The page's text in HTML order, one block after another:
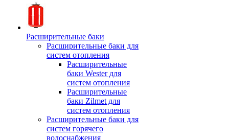
Расширительные баки
Расширительные баки для
систем отопления
Расширительные
баки Wester для
систем отопления
Расширительные
баки Zilmet для
систем отопления
Расширительные баки для
систем горячего
водоснабжения